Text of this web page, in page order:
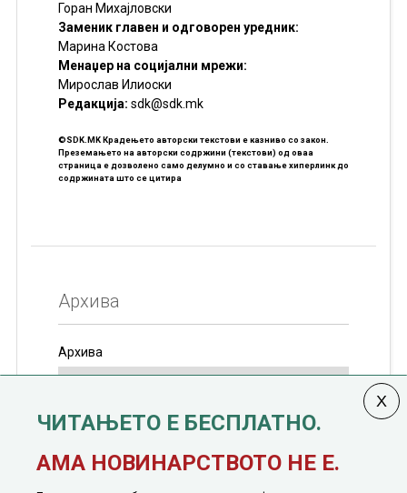
Горан Михајловски
Заменик главен и одговорен уредник:
Марина Костова
Менаџер на социјални мрежи:
Мирослав Илиоски
Редакцијa: sdk@sdk.mk
©SDK.MK Крадењето авторски текстови е казниво со закон.
Преземањето на авторски содржини (текстови) од оваа
страница е дозволено само делумно и со ставање хиперлинк до
содржината што се цитира
Архива
Архива
јануари, 1991 година
ЧИТАЊЕТО Е БЕСПЛАТНО.
АМА НОВИНАРСТВОТО НЕ Е.